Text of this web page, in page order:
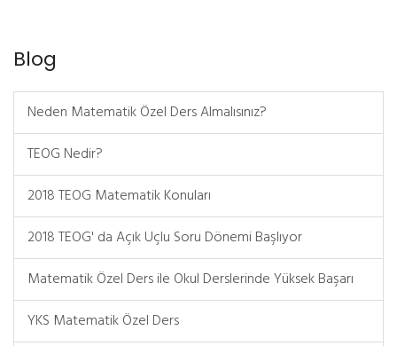
Blog
Neden Matematik Özel Ders Almalısınız?
TEOG Nedir?
2018 TEOG Matematik Konuları
2018 TEOG' da Açık Uçlu Soru Dönemi Başlıyor
Matematik Özel Ders ile Okul Derslerinde Yüksek Başarı
YKS Matematik Özel Ders